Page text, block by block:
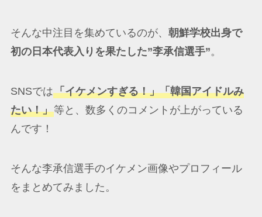
そんな中注目を集めているのが、 朝鮮学校出身で
初の日本代表入りを果たした”李承信選手”。
SNSでは「イケメンすぎる！」「韓国アイドルみ
たい！」等と、数多くのコメントが上がっている
んです！
そんな李承信選手のイケメン画像やプロフィール
をまとめてみました。